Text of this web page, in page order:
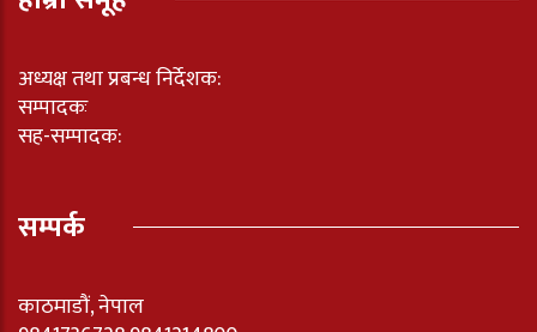
अध्यक्ष तथा प्रबन्ध निर्देशक:
सम्पादकः
सह-सम्पादक:
सम्पर्क
काठमाडौं, नेपाल